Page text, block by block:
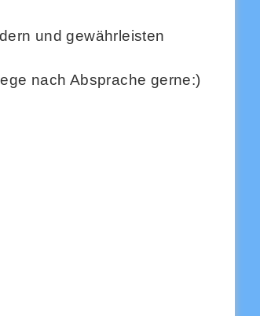
und gewährleisten
nach Absprache gerne:)